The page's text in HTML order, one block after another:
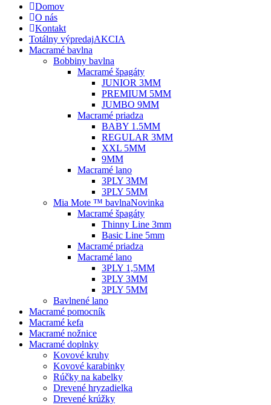
Domov
O nás
Kontakt
Totálny výpredajAKCIA
Macramé bavlna
Bobbiny bavlna
Macramé špagáty
JUNIOR 3MM
PREMIUM 5MM
JUMBO 9MM
Macramé priadza
BABY 1.5MM
REGULAR 3MM
XXL 5MM
9MM
Macramé lano
3PLY 3MM
3PLY 5MM
Mia Mote ™ bavlnaNovinka
Macramé špagáty
Thinny Line 3mm
Basic Line 5mm
Macramé priadza
Macramé lano
3PLY 1,5MM
3PLY 3MM
3PLY 5MM
Bavlnené lano
Macramé pomocník
Macramé kefa
Macramé nožnice
Macramé doplnky
Kovové kruhy
Kovové karabinky
Rúčky na kabelky
Drevené hryzadielka
Drevené krúžky